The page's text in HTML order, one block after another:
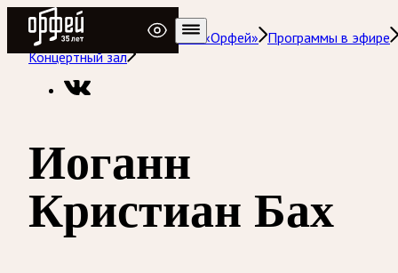
Радио Орфей
Радио классической музыки «Орфей» Программы в эфире
Концертный зал
Иоганн
Кристиан Бах